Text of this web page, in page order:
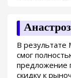
В
смог
предложение
скидку к